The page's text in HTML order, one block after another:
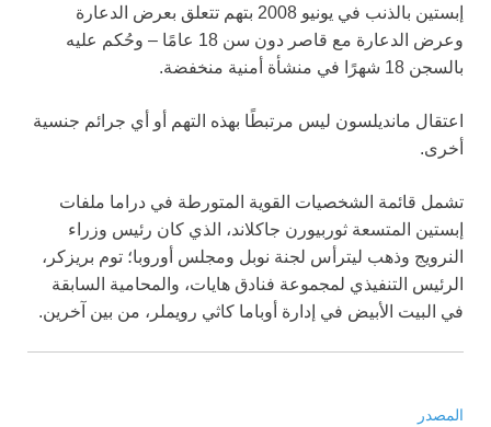
إبستين بالذنب في يونيو 2008 بتهم تتعلق بعرض الدعارة
وعرض الدعارة مع قاصر دون سن 18 عامًا – وحُكم عليه
بالسجن 18 شهرًا في منشأة أمنية منخفضة.
اعتقال مانديلسون ليس مرتبطًا بهذه التهم أو أي جرائم جنسية
أخرى.
تشمل قائمة الشخصيات القوية المتورطة في دراما ملفات
إبستين المتسعة ثوربيورن جاكلاند، الذي كان رئيس وزراء
النرويج وذهب ليترأس لجنة نوبل ومجلس أوروبا؛ توم بريزكر،
الرئيس التنفيذي لمجموعة فنادق هايات، والمحامية السابقة
في البيت الأبيض في إدارة أوباما كاثي رويملر، من بين آخرين.
المصدر